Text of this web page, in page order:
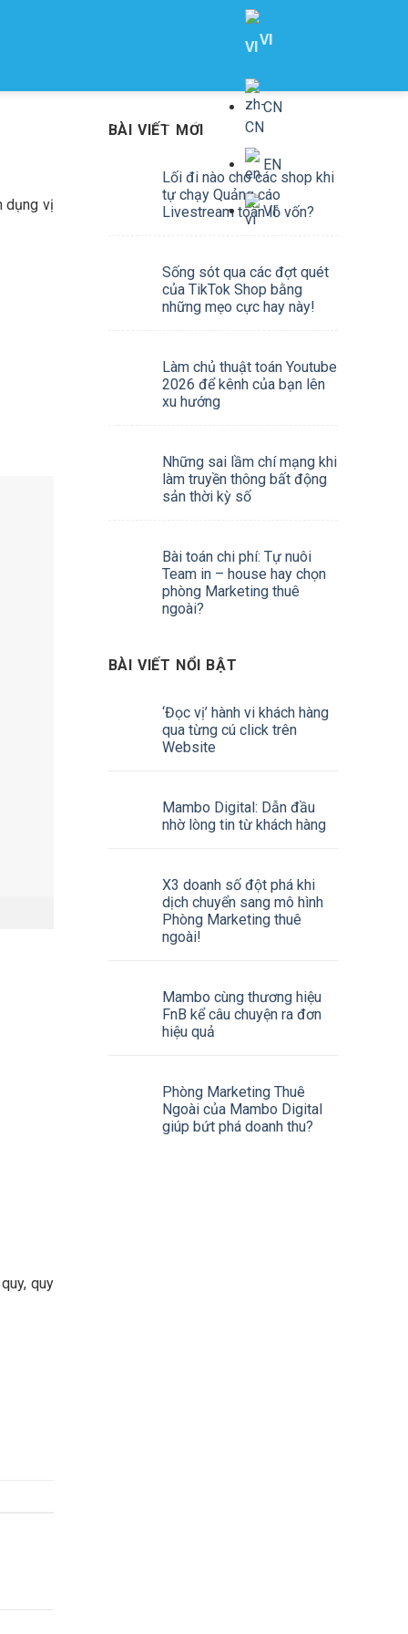
THÔNG TIN LIÊN HỆ
VI
EN
VI
dụng vị
quy
BÀI VIẾT MỚI
Lối đi nào cho các shop khi
tự chạy Quảng cáo
Livestream toàn lỗ vốn?
Sống sót qua các đợt quét
của TikTok Shop bằng
những mẹo cực hay này!
Làm chủ thuật toán Youtube
2026 để kênh của bạn lên
xu hướng
Những sai lầm chí mạng khi
làm truyền thông bất động
sản thời kỳ số
Bài toán chi phí: Tự nuôi
Team in – house hay chọn
phòng Marketing thuê
ngoài?
BÀI VIẾT NỔI BẬT
‘Đọc vị’ hành vi khách hàng
qua từng cú click trên
Website
Mambo Digital: Dẫn đầu
nhờ lòng tin từ khách hàng
X3 doanh số đột phá khi
dịch chuyển sang mô hình
Phòng Marketing thuê
ngoài!
Mambo cùng thương hiệu
FnB kể câu chuyện ra đơn
hiệu quả
Phòng Marketing Thuê
Ngoài của Mambo Digital
giúp bứt phá doanh thu?